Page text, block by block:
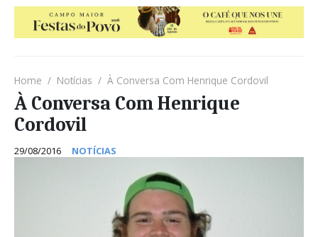
Home Notícias À Conversa Com Henrique Cordovil
À Conversa Com Henrique
Cordovil
29/08/2016 NOTÍCIAS